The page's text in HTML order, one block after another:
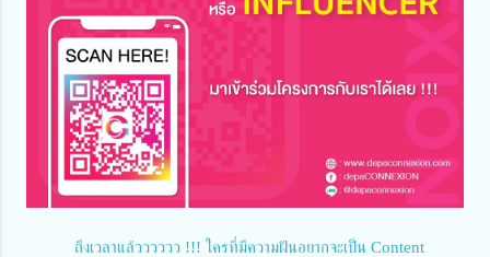
ถึงเวลาแล้วววววว !!! ใครที่มีความฝันอยากจะเป็น Content